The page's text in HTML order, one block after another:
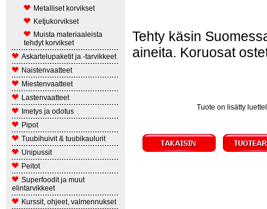
Metalliset korvikset
Ketjukorvikset
Muista materiaaleista
tehdyt korvikset
Askartelupaketit ja -tarvikkeet
Naistenvaatteet
Miestenvaatteet
Lastenvaatteet
Imetys ja odotus
Pipot
Tuubihuivit & tuubikaulurit
Unipussit
Peitot
Superfoodit ja muut
elintarvikkeet
Kurssit, ohjeet, valmennukset
Tehty käsin
aineita. Koruosat
Tuote on lisätty